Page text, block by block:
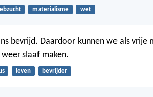
materialisme wet
bevrijd. Daardoor kunnen we als vrije
slaaf maken.
leven bevrijder